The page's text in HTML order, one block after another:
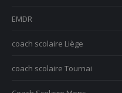
EMDR
coach scolaire Liège
coach scolaire Tournai